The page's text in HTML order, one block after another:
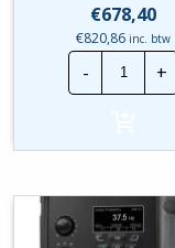
€678,40
€820,86 inc. btw
-
|
|
+